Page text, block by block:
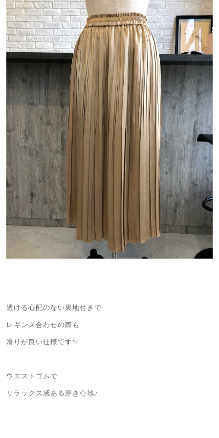
透ける心配のない裏地付きで
レギンス合わせの際も
滑りが良い仕様です✨
ウエストゴムで
リラックス感ある穿き心地♪